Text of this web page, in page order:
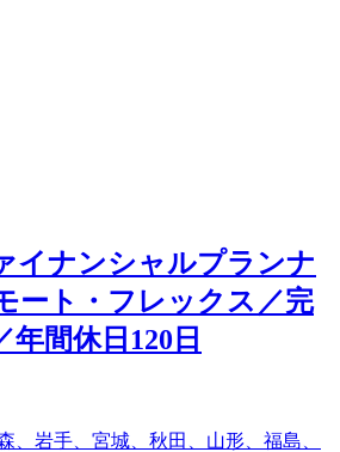
イナンシャルプランナ
ート・フレックス／完
間休日120日
、岩手、宮城、秋田、山形、福島、